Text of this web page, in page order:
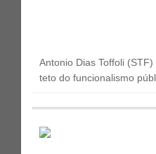
Antonio Dias Toffoli
teto do funcionalismo